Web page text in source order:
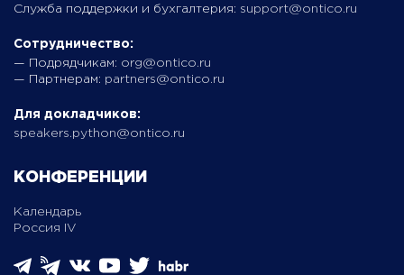
Служба поддержки и бухгалтерия: support@ontico.ru
Сотрудничество:
— Подрядчикам: org@ontico.ru
— Партнерам: partners@ontico.ru
Для докладчиков:
speakers.python@ontico.ru
КОНФЕРЕНЦИИ
Календарь
Россия IV